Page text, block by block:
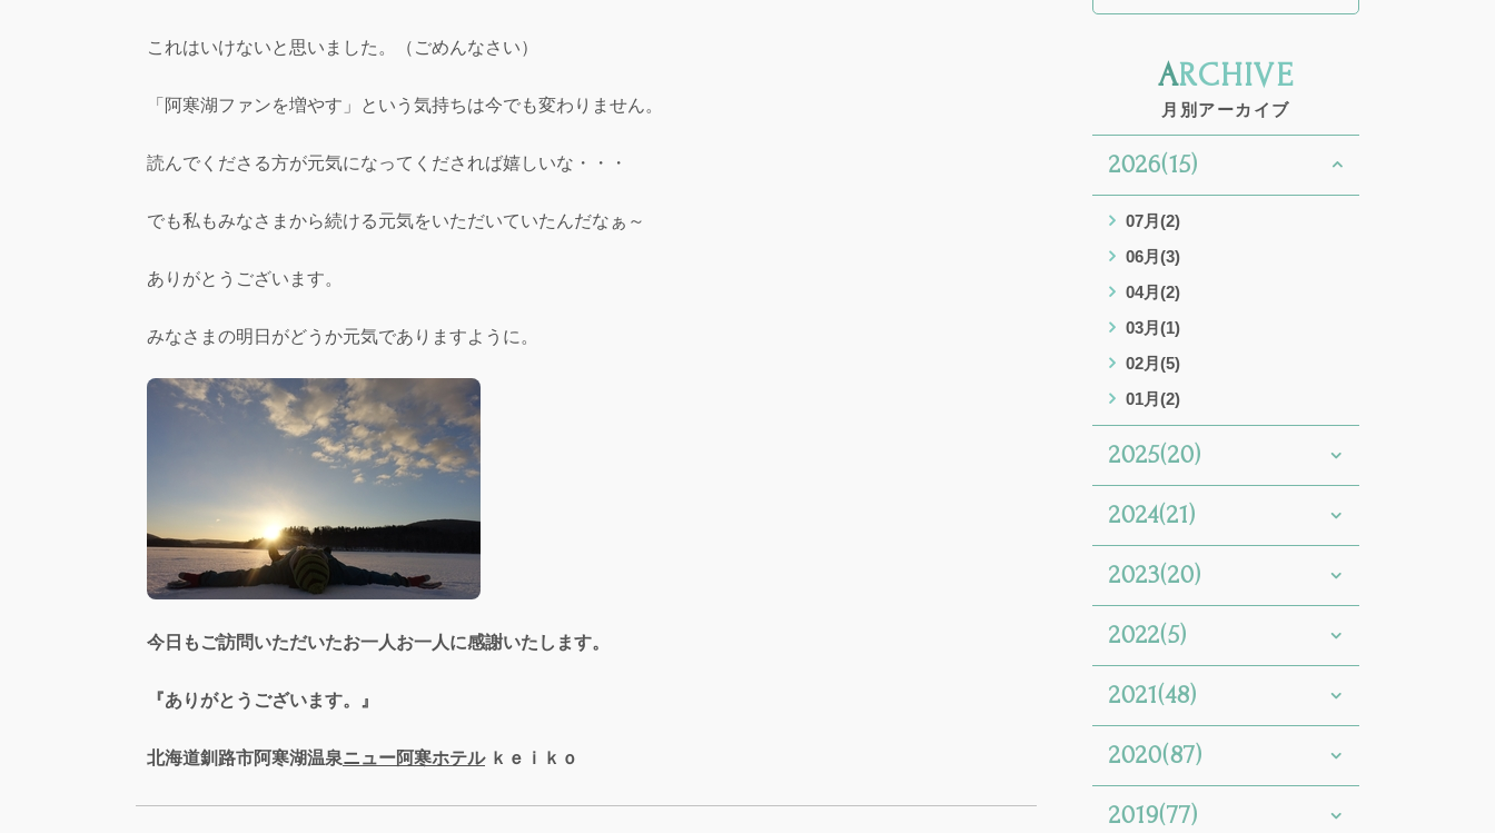
これはいけないと思いました。（ごめんなさい）
「阿寒湖ファンを増やす」という気持ちは今でも変わりません。
読んでくださる方が元気になってくだされば嬉しいな・・・
でも私もみなさまから続ける元気をいただいていたんだなぁ～
ありがとうございます。
みなさまの明日がどうか元気でありますように。
今日もご訪問いただいたお一人お一人に感謝いたします。
『ありがとうございます。』
北海道釧路市阿寒湖温泉ニュー阿寒ホテルｋｅｉｋｏ
ARCHIVE
月別アーカイブ
2026(15)
07月(2)
06月(3)
04月(2)
03月(1)
02月(5)
01月(2)
2025(20)
2024(21)
2023(20)
2022(5)
2021(48)
2020(87)
2019(77)